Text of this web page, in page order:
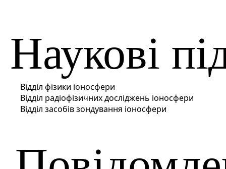
Наукові
Відділ фізики іоносфери
Відділ радіофізичних досліджень іоносфери
Відділ засобів зондування іоносфери